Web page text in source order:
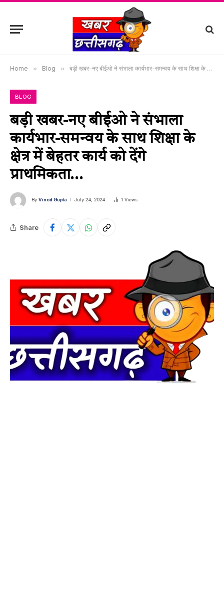
Home » Blog » बड़ी खबर-नए बीईओ ने संभाला कार्यभार-समन्वय के साथ शिक्षा के क्षेत्र में बेहतर कार्य को देंगे प्राथमिकता…
BLOG
बड़ी खबर-नए बीईओ ने संभाला
कार्यभार-समन्वय के साथ शिक्षा के
क्षेत्र में बेहतर कार्य को देंगे
प्राथमिकता…
By Vinod Gupta July 24, 2024 1 Views
Share